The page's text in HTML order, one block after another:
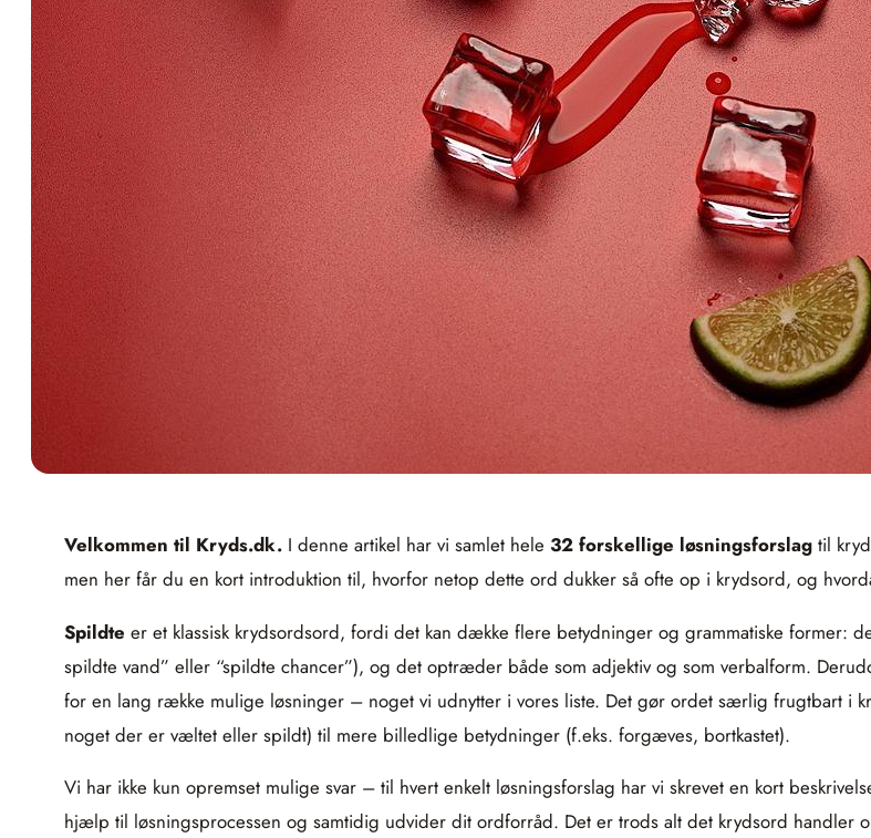
Velkommen til Kryds.dk.I denne artikel har vi samlet hele 32 forskellige løsningsforslagtil
men her får du en kort introduktion til, hvorfor netop dette ord dukker så ofte op i krydsord, og
Spildte er et klassisk krydsordsord, fordi det kan dække flere betydninger og grammatiske former:
spildte vand” eller “spildte chancer”), og det optræder både som adjektiv og som verbalform.
for en lang række mulige løsninger – noget vi udnytter i vores liste. Det gør ordet særlig frugtbart i
noget der er væltet eller spildt) til mere billedlige betydninger (f.eks. forgæves, bortkastet).
Vi har ikke kun opremset mulige svar – til hvert enkelt løsningsforslag har vi skrevet en kort
hjælp til løsningsprocessen og samtidig udvider dit ordforråd. Det er trods alt det krydsord